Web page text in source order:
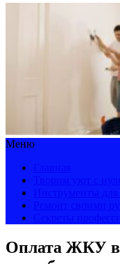
Меню
Оплата ЖКУ в